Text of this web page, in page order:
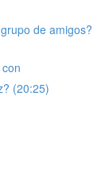
de amigos?
(20:25)